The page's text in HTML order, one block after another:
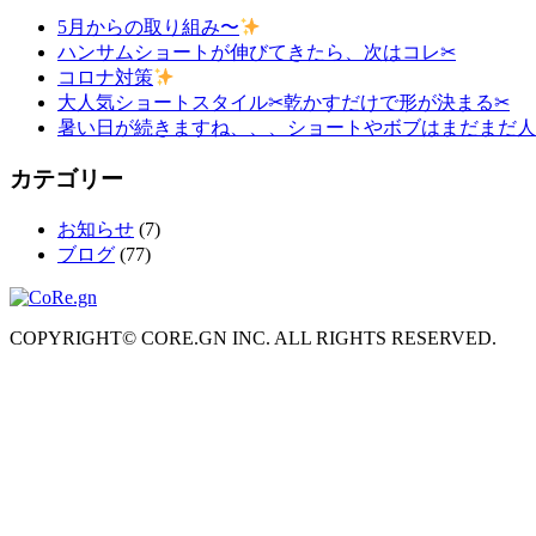
5月からの取り組み〜
ハンサムショートが伸びてきたら、次はコレ✂︎
コロナ対策
大人気ショートスタイル✂︎乾かすだけで形が決まる✂︎
暑い日が続きますね、、、ショートやボブはまだまだ
カテゴリー
お知らせ (7)
ブログ (77)
COPYRIGHT© CORE.GN INC. ALL RIGHTS RESERVED.